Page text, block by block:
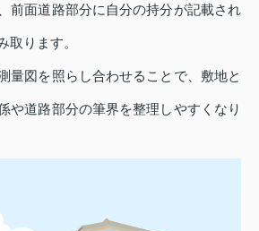
前面道路部分に自分の持分が記載され
取ります。
量図を照らし合わせることで、敷地と
や道路部分の筆界を整理しやすくなり